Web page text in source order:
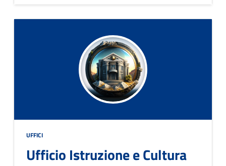
provvede al rilascio delle autorizzazioni sanitarie.
UFFICI
Ufficio Istruzione e Cultura